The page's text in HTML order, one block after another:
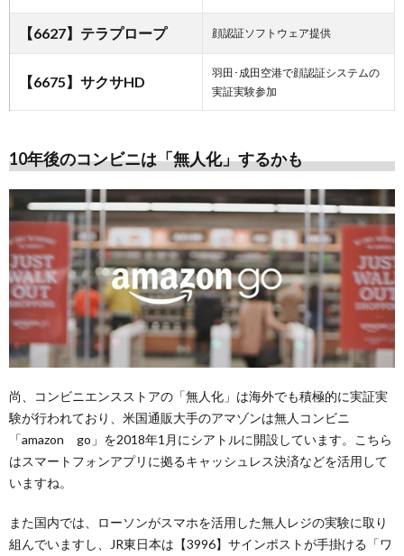
【6627】テラプロープ 顔認証ソフトウェア提供
【6675】サクサHD
羽田･成田空港で顔認証システムの
実証実験参加
10年後のコンビニは「無人化」するかも
尚、コンビニエンスストアの「無人化」は海外でも積極的に実証実
験が行われており、米国通販大手のアマゾンは無人コンビニ
「amazon go」を2018年1月にシアトルに開設しています。こちら
はスマートフォンアプリに拠るキャッシュレス決済などを活用して
いますね。
また国内では、ローソンがスマホを活用した無人レジの実験に取り
組んでいますし、JR東日本は【3996】サインポストが手掛ける「ワ